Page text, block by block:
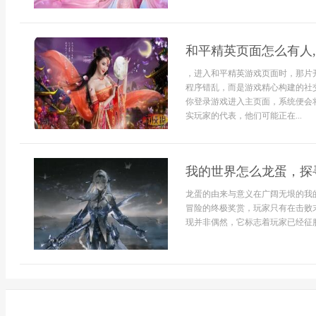
和平精英页面怎么有
，进入和平精英游戏页面时，那
程序错乱，而是游戏精心构建的
你登录游戏进入主页面，系统便
实玩家的代表，他们可能正在...
我的世界怎么龙蛋，
龙蛋的由来与意义在广阔无垠的
冒险的终极奖赏，玩家只有在击
现并非偶然，它标志着玩家已经